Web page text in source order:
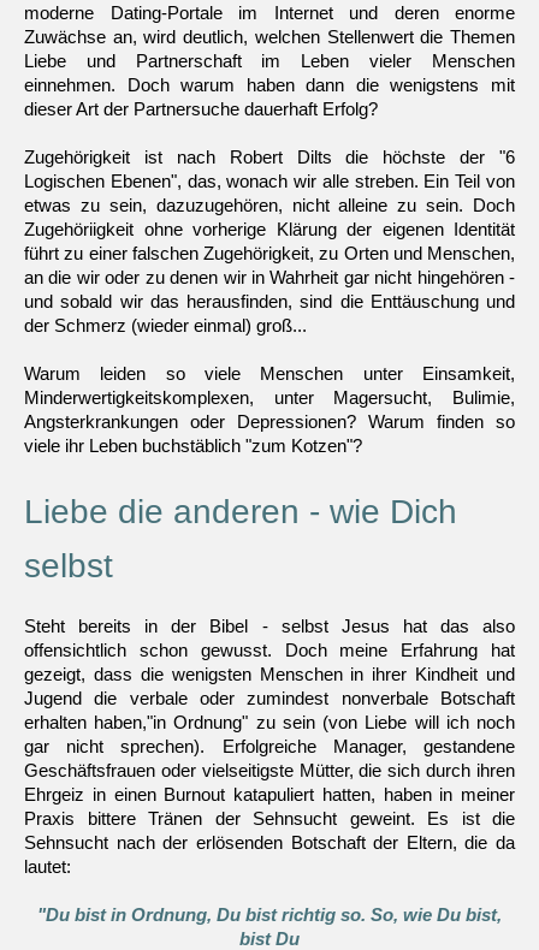
moderne Dating-Portale im Internet und deren enorme
Zuwächse an, wird deutlich, welchen Stellenwert die Themen
Liebe und Partnerschaft im Leben vieler Menschen
einnehmen. Doch warum haben dann die wenigstens mit
dieser Art der Partnersuche dauerhaft Erfolg?
Zugehörigkeit ist nach Robert Dilts die höchste der "6
Logischen Ebenen", das, wonach wir alle streben. Ein Teil von
etwas zu sein, dazuzugehören, nicht alleine zu sein. Doch
Zugehöriigkeit ohne vorherige Klärung der eigenen Identität
führt zu einer falschen Zugehörigkeit, zu Orten und Menschen,
an die wir oder zu denen wir in Wahrheit gar nicht hingehören -
und sobald wir das herausfinden, sind die Enttäuschung und
der Schmerz (wieder einmal) groß...
Warum leiden so viele Menschen unter Einsamkeit,
Minderwertigkeitskomplexen, unter Magersucht, Bulimie,
Angsterkrankungen oder Depressionen? Warum finden so
viele ihr Leben buchstäblich "zum Kotzen"?
Liebe die anderen - wie Dich
selbst
Steht bereits in der Bibel - selbst Jesus hat das also
offensichtlich schon gewusst. Doch meine Erfahrung hat
gezeigt, dass die wenigsten Menschen in ihrer Kindheit und
Jugend die verbale oder zumindest nonverbale Botschaft
erhalten haben,"in Ordnung" zu sein (von Liebe will ich noch
gar nicht sprechen). Erfolgreiche Manager, gestandene
Geschäftsfrauen oder vielseitigste Mütter, die sich durch ihren
Ehrgeiz in einen Burnout katapuliert hatten, haben in meiner
Praxis bittere Tränen der Sehnsucht geweint. Es ist die
Sehnsucht nach der erlösenden Botschaft der Eltern, die da
lautet:
"Du bist in Ordnung, Du bist richtig so. So, wie Du bist,
bist Du